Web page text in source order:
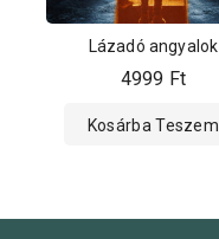
Lázadó angyalok
4999 Ft
Kosárba Teszem